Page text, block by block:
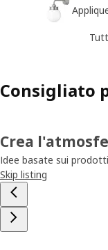
Consigliato
Crea
Idee basate sui
Skip listing